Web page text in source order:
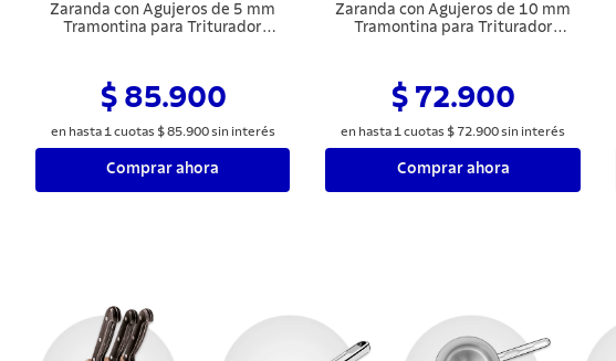
Zaranda con Agujeros de 5 mm
Tramontina para Triturador
$ 85.900
en hasta 1 cuotas $85.900sin interés
Comprar ahora
Zaranda con Agujeros de 10 mm
Tramontina para Triturador
$ 72.900
en hasta 1 cuotas $ 72.900sin interés
Comprar ahora